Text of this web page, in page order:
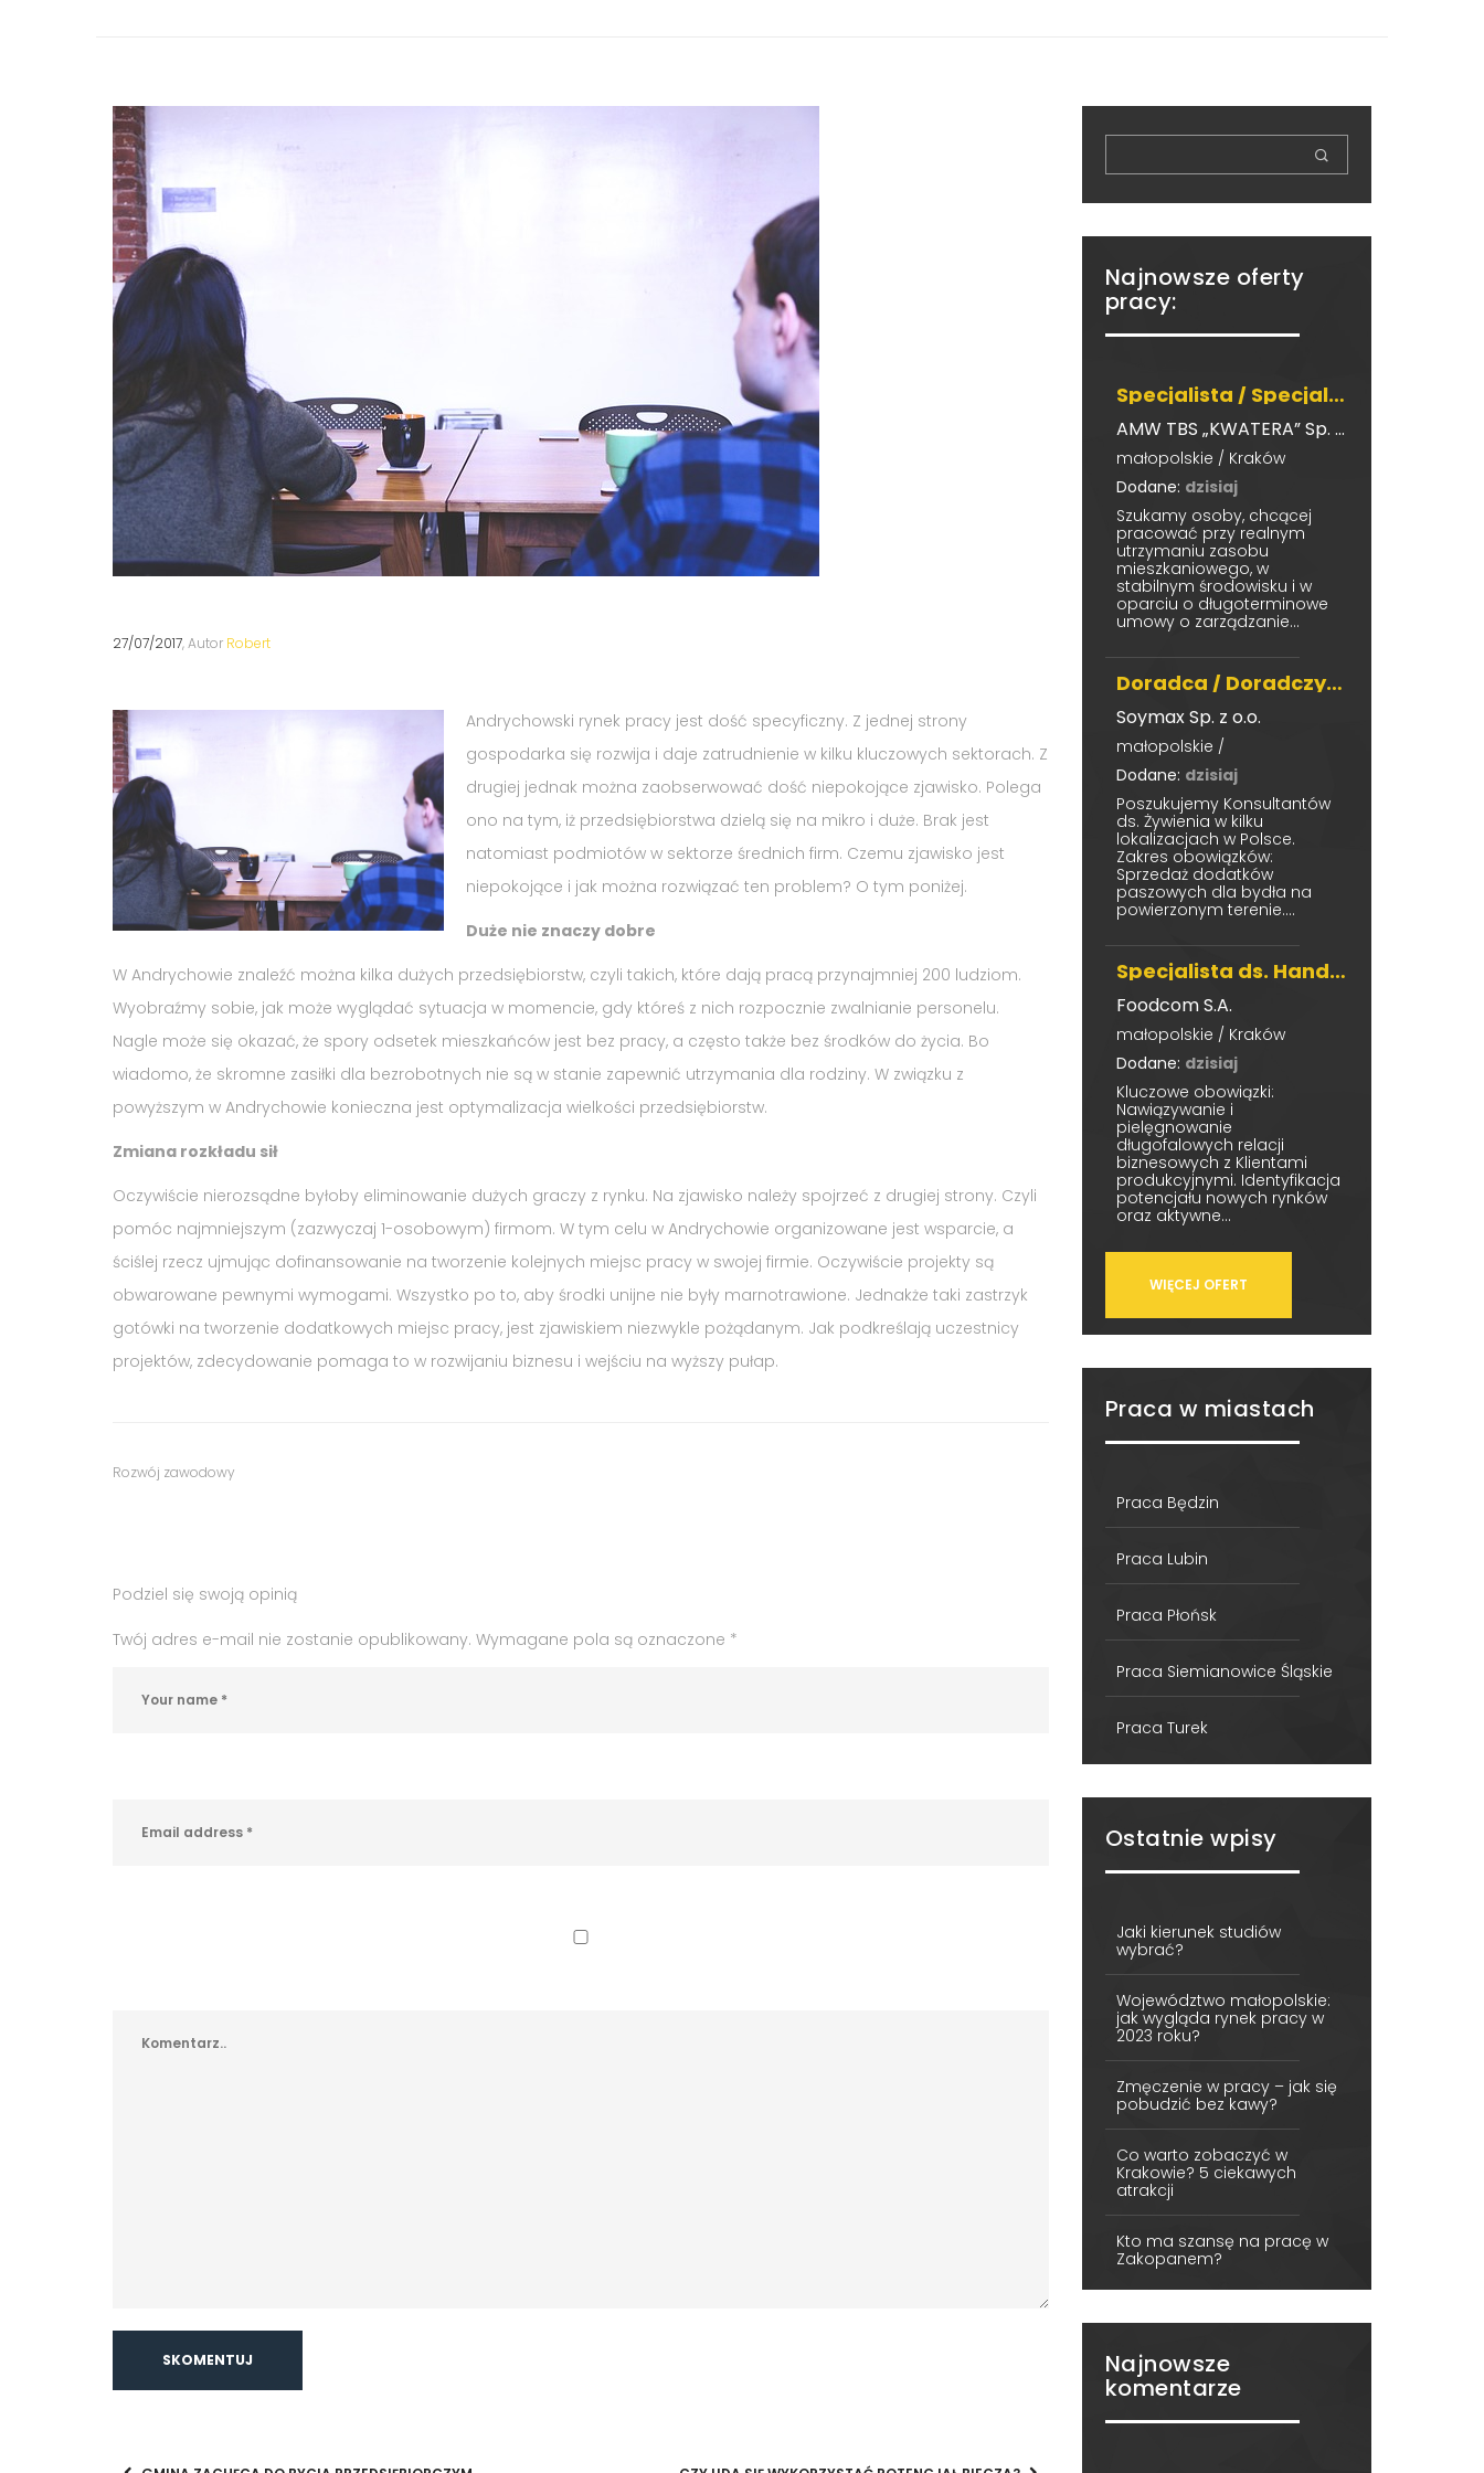
27/07/2017, Autor Robert
Andrychowski rynek pracy jest dość specyficzny. Z jednej strony
gospodarka się rozwija i daje zatrudnienie w kilku kluczowych sektorach. Z
drugiej jednak można zaobserwować dość niepokojące zjawisko. Polega
ono na tym, iż przedsiębiorstwa dzielą się na mikro i duże. Brak jest
natomiast podmiotów w sektorze średnich firm. Czemu zjawisko jest
niepokojące i jak można rozwiązać ten problem? O tym poniżej.
Duże nie znaczy dobre
W Andrychowie znaleźć można kilka dużych przedsiębiorstw, czyli takich, które dają pracą przynajmniej 200 ludziom.
Wyobraźmy sobie, jak może wyglądać sytuacja w momencie, gdy któreś z nich rozpocznie zwalnianie personelu.
Nagle może się okazać, że spory odsetek mieszkańców jest bez pracy, a często także bez środków do życia. Bo
wiadomo, że skromne zasiłki dla bezrobotnych nie są w stanie zapewnić utrzymania dla rodziny. W związku z
powyższym w Andrychowie konieczna jest optymalizacja wielkości przedsiębiorstw.
Zmiana rozkładu sił
Oczywiście nierozsądne byłoby eliminowanie dużych graczy z rynku. Na zjawisko należy spojrzeć z drugiej strony. Czyli
pomóc najmniejszym (zazwyczaj 1-osobowym) firmom. W tym celu w Andrychowie organizowane jest wsparcie, a
ściślej rzecz ujmując dofinansowanie na tworzenie kolejnych miejsc pracy w swojej firmie. Oczywiście projekty są
obwarowane pewnymi wymogami. Wszystko po to, aby środki unijne nie były marnotrawione. Jednakże taki zastrzyk
gotówki na tworzenie dodatkowych miejsc pracy, jest zjawiskiem niezwykle pożądanym. Jak podkreślają uczestnicy
projektów, zdecydowanie pomaga to w rozwijaniu biznesu i wejściu na wyższy pułap.
Tags
w
Andrychowie
pracy,
zatrudnienie
Category
Rozwój zawodowy
Podziel się swoją opinią
Twój adres e-mail nie zostanie opublikowany. Wymagane pola są oznaczone *
Najnowsze oferty
pracy:
Specjalista / Specjalistka ds. technicznego nadzoru nieruchomości (budynki mieszkalne)
AMW TBS „KWATERA” Sp. z o.o.
małopolskie / Kraków
Dodane: dzisiaj
Szukamy osoby, chcącej
pracować przy realnym
utrzymaniu zasobu
mieszkaniowego, w
stabilnym środowisku i w
oparciu o długoterminowe
umowy o zarządzanie...
Doradca / Doradczyni ds. Żywienia Zwierząt
Soymax Sp. z o.o.
małopolskie /
Dodane: dzisiaj
Poszukujemy Konsultantów
ds. Żywienia w kilku
lokalizacjach w Polsce.
Zakres obowiązków:
Sprzedaż dodatków
paszowych dla bydła na
powierzonym terenie....
Specjalista ds. Handlu i Negocjacji / Specjalistka ds. Handlu i Negocjacji
Foodcom S.A.
małopolskie / Kraków
Dodane: dzisiaj
Kluczowe obowiązki:
Nawiązywanie i
pielęgnowanie
długofalowych relacji
biznesowych z Klientami
produkcyjnymi. Identyfikacja
potencjału nowych rynków
oraz aktywne...
WIĘCEJ OFERT
Praca w miastach
Praca Będzin
Praca Lubin
Praca Płońsk
Praca Siemianowice Śląskie
Praca Turek
Ostatnie wpisy
Jaki kierunek studiów
wybrać?
Województwo małopolskie:
jak wygląda rynek pracy w
2023 roku?
Zmęczenie w pracy – jak się
pobudzić bez kawy?
Co warto zobaczyć w
Krakowie? 5 ciekawych
atrakcji
Kto ma szansę na pracę w
Zakopanem?
Najnowsze
komentarze